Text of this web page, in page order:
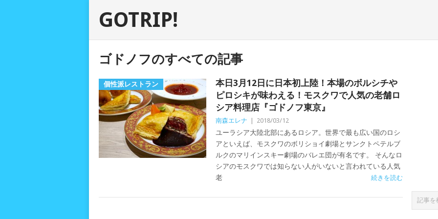
GOTRIP!
ゴドノフのすべての記事
個性派レストラン
本日3月12日に日本初上陸！本場のボルシチや
ピロシキが味わえる！モスクワで人気の老舗ロ
シア料理店『ゴドノフ東京』
南森エレナ 2018/03/12
ユーラシア大陸北部にあるロシア。世界で最も広い国のロシ
アといえば、モスクワのボリショイ劇場とサンクトペテルブ
ルクのマリインスキー劇場のバレエ団が有名です。 そんなロ
シアのモスクワでは知らない人がいないと言われている人気
老
続きを読む